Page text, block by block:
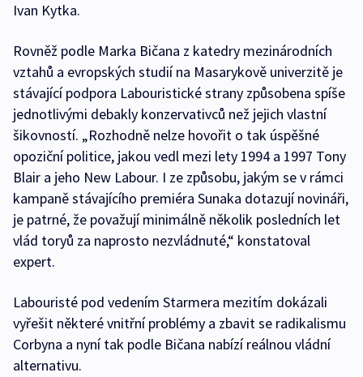
Ivan Kytka.
Rovněž podle Marka Bičana z katedry mezinárodních
vztahů a evropských studií na Masarykově univerzitě je
stávající podpora Labouristické strany způsobena spíše
jednotlivými debakly konzervativců než jejich vlastní
šikovností. „Rozhodně nelze hovořit o tak úspěšné
opoziční politice, jakou vedl mezi lety 1994 a 1997 Tony
Blair a jeho New Labour. I ze způsobu, jakým se v rámci
kampaně stávajícího premiéra Sunaka dotazují novináři,
je patrné, že považují minimálně několik posledních let
vlád toryů za naprosto nezvládnuté,“ konstatoval
expert.
Labouristé pod vedením Starmera mezitím dokázali
vyřešit některé vnitřní problémy a zbavit se radikalismu
Corbyna a nyní tak podle Bičana nabízí reálnou vládní
alternativu.